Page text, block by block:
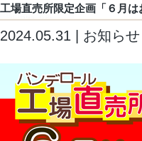
工場直売所限定企画「６月
2024.05.31 | お知らせ